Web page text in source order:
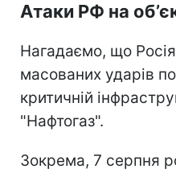
Атаки РФ на
Нагадаємо, що
масованих ударів по
критичній
"Нафтогаз".
Зокрема, 7 серпня